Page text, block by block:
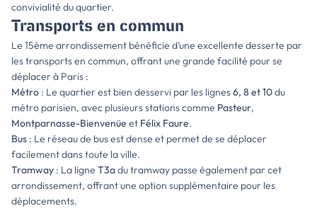
convivialité du quartier.
Transports en commun
Le 15ème arrondissement bénéficie d’une excellente desserte par
les transports en commun, offrant une grande facilité pour se
déplacer à Paris :
Métro : Le quartier est bien desservi par les lignes6, 8 et 10du
métro parisien, avec plusieurs stations comme Pasteur,
Montparnasse-Bienvenüe et Félix Faure.
Bus : Le réseau de bus est dense et permet de se déplacer
facilement dans toute la ville.
Tramway : La ligne T3adu tramway passe également par cet
arrondissement, offrant une option supplémentaire pour les
déplacements.